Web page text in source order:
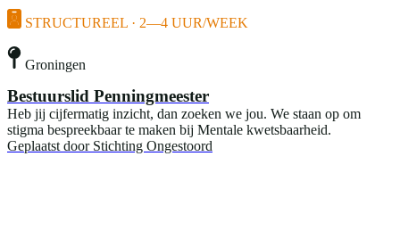
STRUCTUREEL · 2—4 UUR/WEEK
Groningen
Bestuurslid Penningmeester
Heb jij cijfermatig inzicht, dan zoeken we jou. We staan op om
stigma bespreekbaar te maken bij Mentale kwetsbaarheid.
Geplaatst door Stichting Ongestoord